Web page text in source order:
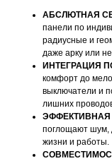
АБСЛЮТНАЯ
панели по
радиусные и
даже арку или
ИНТЕГРАЦИЯ
комфорт до
выключатели и
лишних
поглощают шум,
жизни и работы.